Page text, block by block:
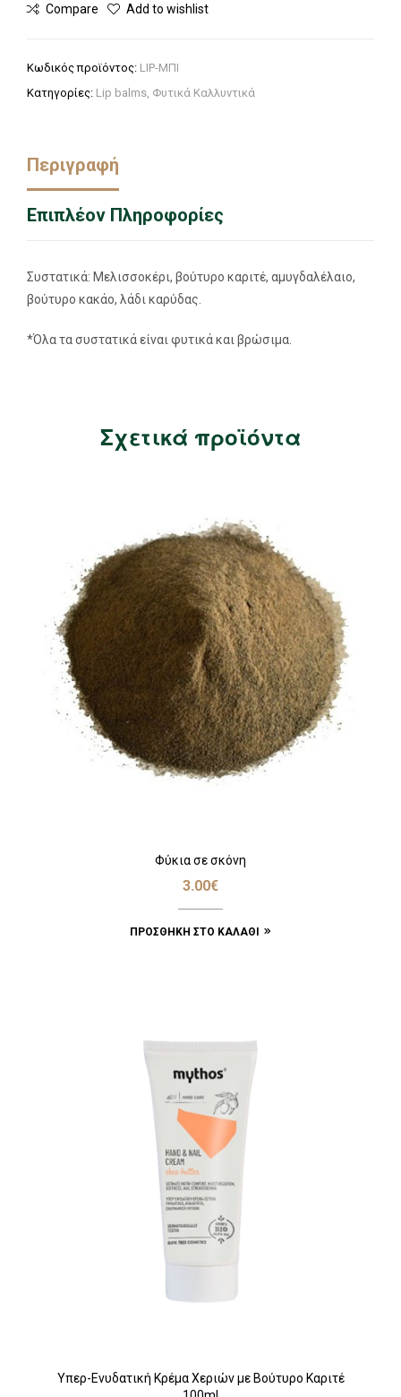
Compare Add to wishlist
Κωδικός προϊόντος: LIP-ΜΠΙ
Κατηγορίες: Lip balms, Φυτικά Καλλυντικά
Περιγραφή
Επιπλέον Πληροφορίες
Συστατικά: Μελισσοκέρι, βούτυρο καριτέ, αμυγδαλέλαιο,
βούτυρο κακάο, λάδι καρύδας.
*Όλα τα συστατικά είναι φυτικά και βρώσιμα.
Σχετικά προϊόντα
Φύκια σε σκόνη
3.00€
ΠΡΟΣΘΉΚΗ ΣΤΟ ΚΑΛΆΘΙ
Υπερ-Ενυδατική Κρέμα Χεριών με Βούτυρο Καριτέ